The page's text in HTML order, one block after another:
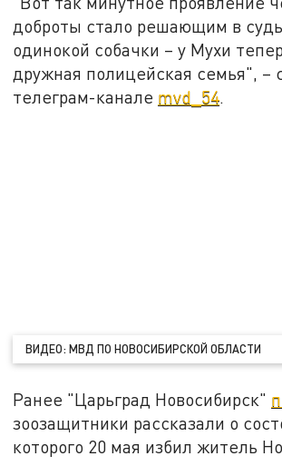
доброты стало решающим в
одинокой собачки – у Мухи
дружная полицейская семья", –
телеграм-канале mvd_54
ВИДЕО: МВД ПО НОВОСИБИРСКОЙ ОБЛАСТИ
Ранее "Царьград Новосибирск"
зоозащитники рассказали о
которого 20 мая избил житель